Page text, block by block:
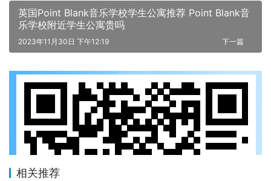
英国Point Blank音乐学校学生公寓推荐 Point Blank音
乐学校附近学生公寓贵吗
下一篇
2023年11月30日 下午12:19
相关推荐